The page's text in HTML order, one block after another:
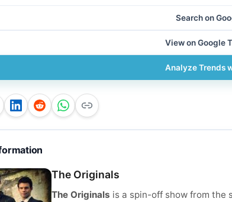
Search on
View on Google
Analyze Trends
The Originals
The Originals is a spin-off show from the